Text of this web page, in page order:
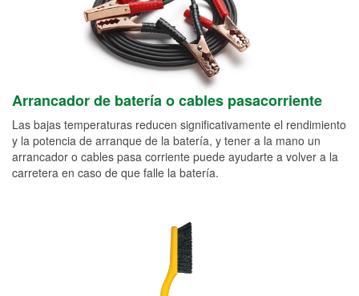
Arrancador de batería o cables pasacorriente
Las bajas temperaturas reducen significativamente el rendimiento
y la potencia de arranque de la batería, y tener a la mano un
arrancador o cables pasa corriente puede ayudarte a volver a la
carretera en caso de que falle la batería.